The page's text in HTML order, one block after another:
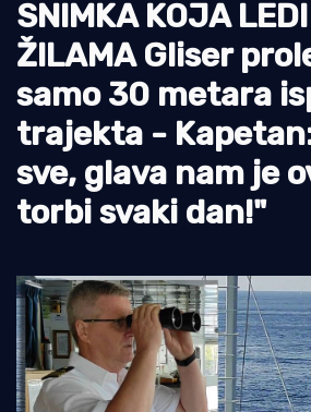
Ribolov
Ekologija
Tradicija i kultura
SNIMKA KOJA
ŽILAMA Gliser
samo 30 metara
trajekta -
sve, glava nam je
torbi svaki dan!"